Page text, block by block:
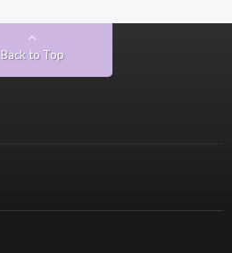
Back to Top